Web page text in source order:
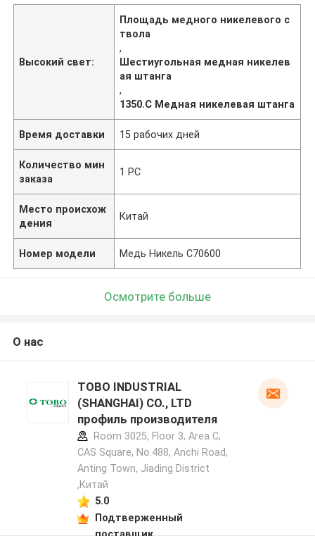
Высокий свет:
Площадь медного никелевого с
твола
,
Шестиугольная медная никелев
ая штанга
,
1350.C Медная никелевая штанга
Время доставки 15 рабочих дней
Количество мин
заказа
1 PC
Место происхож
дения
Китай
Номер модели Медь Никель C70600
Осмотрите больше
О нас
TOBO INDUSTRIAL
(SHANGHAI) CO., LTD
профиль производителя
Room 3025, Floor 3, Area C,
CAS Square, No.488, Anchi Road,
Anting Town, Jiading District
,Китай
5.0
Подтверженный